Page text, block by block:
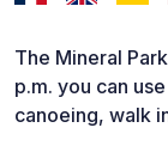
The Mineral
p.m. you can
canoeing, walk